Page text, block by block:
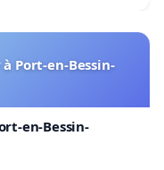
Port-en-Bessin-
en-Bessin-